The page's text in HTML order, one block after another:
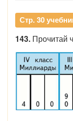
Стр. 30
143. Прочитай